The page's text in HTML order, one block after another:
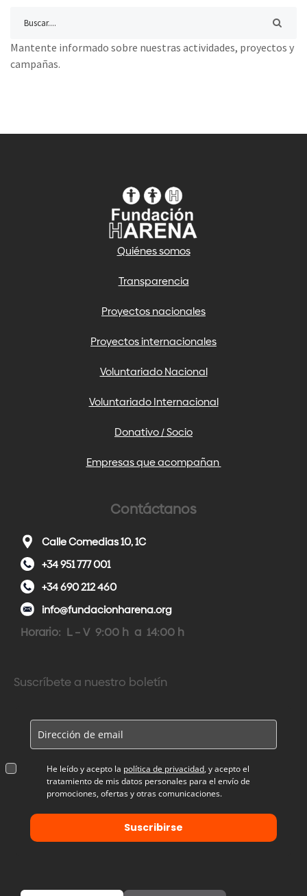
Mantente informado sobre nuestras actividades, proyectos y
campañas.
Quiénes somos
Transparencia
Proyectos nacionales
Proyectos internacionales
Voluntariado Nacional
Voluntariado Internacional
Donativo / Socio
Empresas que acompañan
Contáctanos
Calle Comedias 10, 1C
+34 951 777 001
+34 690 212 460
info@fundacionharena.org
Horario: L – V 9:00 h a 14:00 h
Suscríbete a nuestro boletín
He leído y acepto la política de privacidad, y acepto el
tratamiento de mis datos personales para el envío de
promociones, ofertas y otras comunicaciones.
Suscribirse